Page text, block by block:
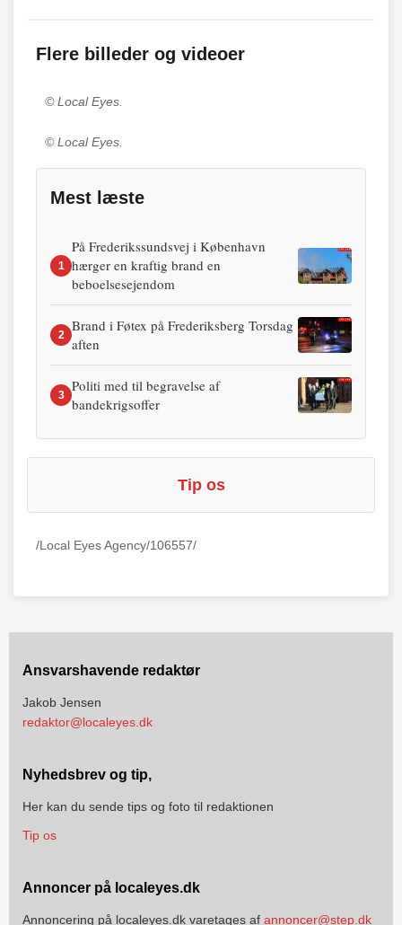
Flere billeder og videoer
© Local Eyes.
© Local Eyes.
Mest læste
1
På Frederikssundsvej i København
hærger en kraftig brand en
beboelsesejendom
2
Brand i Føtex på Frederiksberg Torsdag
aften
3
Politi med til begravelse af
bandekrigsoffer
Tip os
/Local Eyes Agency/106557/
Ansvarshavende redaktør
Jakob Jensen
redaktor@localeyes.dk
Nyhedsbrev og tip,
Her kan du sende tips og foto til redaktionen
Tip os
Annoncer på localeyes.dk
Annoncering på localeyes.dk varetages af annoncer@step.dk